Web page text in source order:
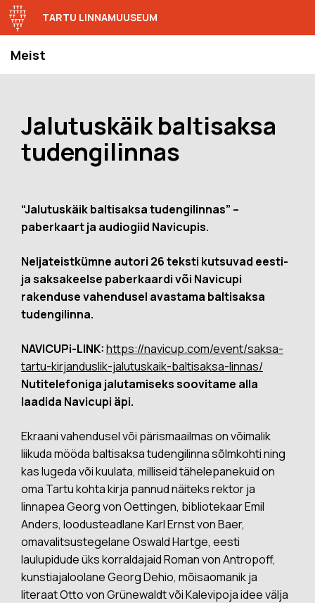
Meist
TARTU LINNAMUUSEUM
Jalutuskäik baltisaksa
tudengilinnas
“Jalutuskäik baltisaksa tudengilinnas” –
paberkaart ja audiogiid Navicupis.
Neljateistkümne autori 26 teksti kutsuvad eesti-
ja saksakeelse paberkaardi või Navicupi
rakenduse vahendusel avastama baltisaksa
tudengilinna.
NAVICUPi-LINK:https://navicup.com/event/saksa-
tartu-kirjanduslik-jalutuskaik-baltisaksa-linnas/
Nutitelefoniga jalutamiseks soovitame alla
laadida Navicupi äpi.
Ekraani vahendusel või pärismaailmas on võimalik
liikuda mööda baltisaksa tudengilinna sõlmkohti ning
kas lugeda või kuulata, milliseid tähelepanekuid on
oma Tartu kohta kirja pannud näiteks rektor ja
linnapea Georg von Oettingen, bibliotekaar Emil
Anders, loodusteadlane Karl Ernst von Baer,
omavalitsustegelane Oswald Hartge, eesti
laulupidude üks korraldajaid Roman von Antropoff,
kunstiajaloolane Georg Dehio, mõisaomanik ja
literaat Otto von Grünewaldt või Kalevipoja idee välja